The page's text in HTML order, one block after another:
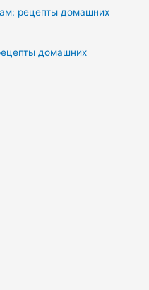
рецепты домашних
домашних